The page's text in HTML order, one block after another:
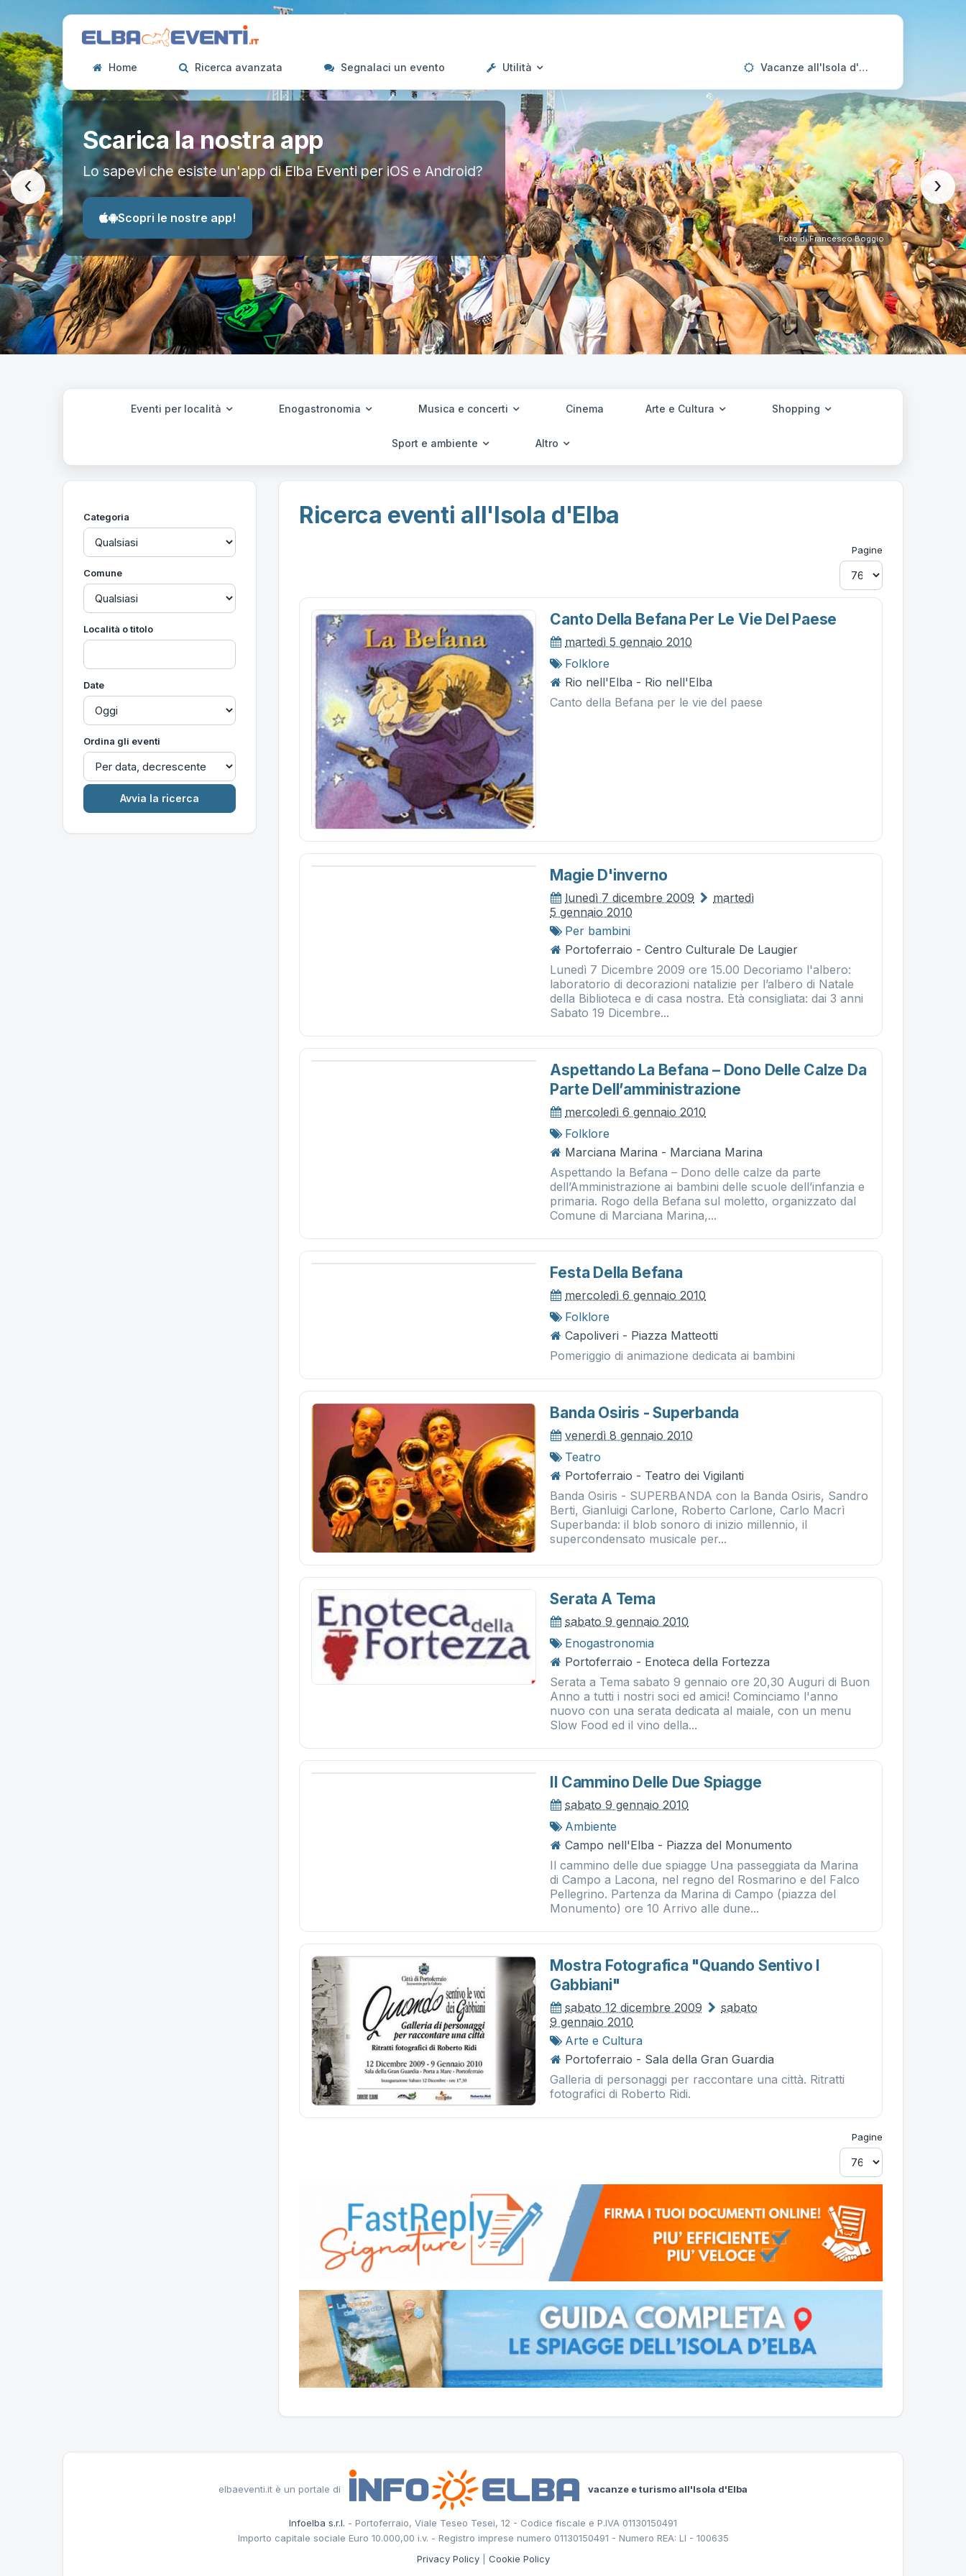
Home Ricerca avanzata Segnalaci un evento Utilità Vacanze all'Isola d'Elba
Scarica la nostra app
Lo sapevi che esiste un'app di Elba Eventi per iOS e Android?
Scopri le nostre app!
Foto di Francesco Boggio
‹ ›
Eventi per località Enogastronomia Musica e concerti Cinema Arte e Cultura Shopping
Sport e ambiente Altro
Categoria
Comune
Località o titolo
Date
Ordina gli eventi
Ricerca eventi all'Isola d'Elba
Pagine
Canto Della Befana Per Le Vie Del Paese
martedì 5 gennaio 2010
Folklore
Rio nell'Elba - Rio nell'Elba
Canto della Befana per le vie del paese
Magie D'inverno
lunedì 7 dicembre 2009
martedì
5 gennaio 2010
Per bambini
Portoferraio - Centro Culturale De Laugier
Lunedì 7 Dicembre 2009 ore 15.00 Decoriamo l'albero:
laboratorio di decorazioni natalizie per l’albero di Natale
della Biblioteca e di casa nostra. Età consigliata: dai 3 anni
Sabato 19 Dicembre...
Aspettando La Befana – Dono Delle Calze Da
Parte Dell’amministrazione
mercoledì 6 gennaio 2010
Folklore
Marciana Marina - Marciana Marina
Aspettando la Befana – Dono delle calze da parte
dell’Amministrazione ai bambini delle scuole dell’infanzia e
primaria. Rogo della Befana sul moletto, organizzato dal
Comune di Marciana Marina,...
Festa Della Befana
mercoledì 6 gennaio 2010
Folklore
Capoliveri - Piazza Matteotti
Pomeriggio di animazione dedicata ai bambini
Banda Osiris - Superbanda
venerdì 8 gennaio 2010
Teatro
Portoferraio - Teatro dei Vigilanti
Banda Osiris - SUPERBANDA con la Banda Osiris, Sandro
Berti, Gianluigi Carlone, Roberto Carlone, Carlo Macrì
Superbanda: il blob sonoro di inizio millennio, il
supercondensato musicale per...
Serata A Tema
sabato 9 gennaio 2010
Enogastronomia
Portoferraio - Enoteca della Fortezza
Serata a Tema sabato 9 gennaio ore 20,30 Auguri di Buon
Anno a tutti i nostri soci ed amici! Cominciamo l'anno
nuovo con una serata dedicata al maiale, con un menu
Slow Food ed il vino della...
Il Cammino Delle Due Spiagge
sabato 9 gennaio 2010
Ambiente
Campo nell'Elba - Piazza del Monumento
Il cammino delle due spiagge Una passeggiata da Marina
di Campo a Lacona, nel regno del Rosmarino e del Falco
Pellegrino. Partenza da Marina di Campo (piazza del
Monumento) ore 10 Arrivo alle dune...
Mostra Fotografica "quando Sentivo I
Gabbiani"
sabato 12 dicembre 2009
sabato
9 gennaio 2010
Arte e Cultura
Portoferraio - Sala della Gran Guardia
Galleria di personaggi per raccontare una città. Ritratti
fotografici di Roberto Ridi.
Pagine
elbaeventi.it è un portale di vacanze e turismo all'Isola d'Elba
Infoelba s.r.l. - Portoferraio, Viale Teseo Tesei, 12 - Codice fiscale e P.IVA 01130150491
Importo capitale sociale Euro 10.000,00 i.v. - Registro imprese numero 01130150491 - Numero REA: LI - 100635
Privacy Policy| Cookie Policy